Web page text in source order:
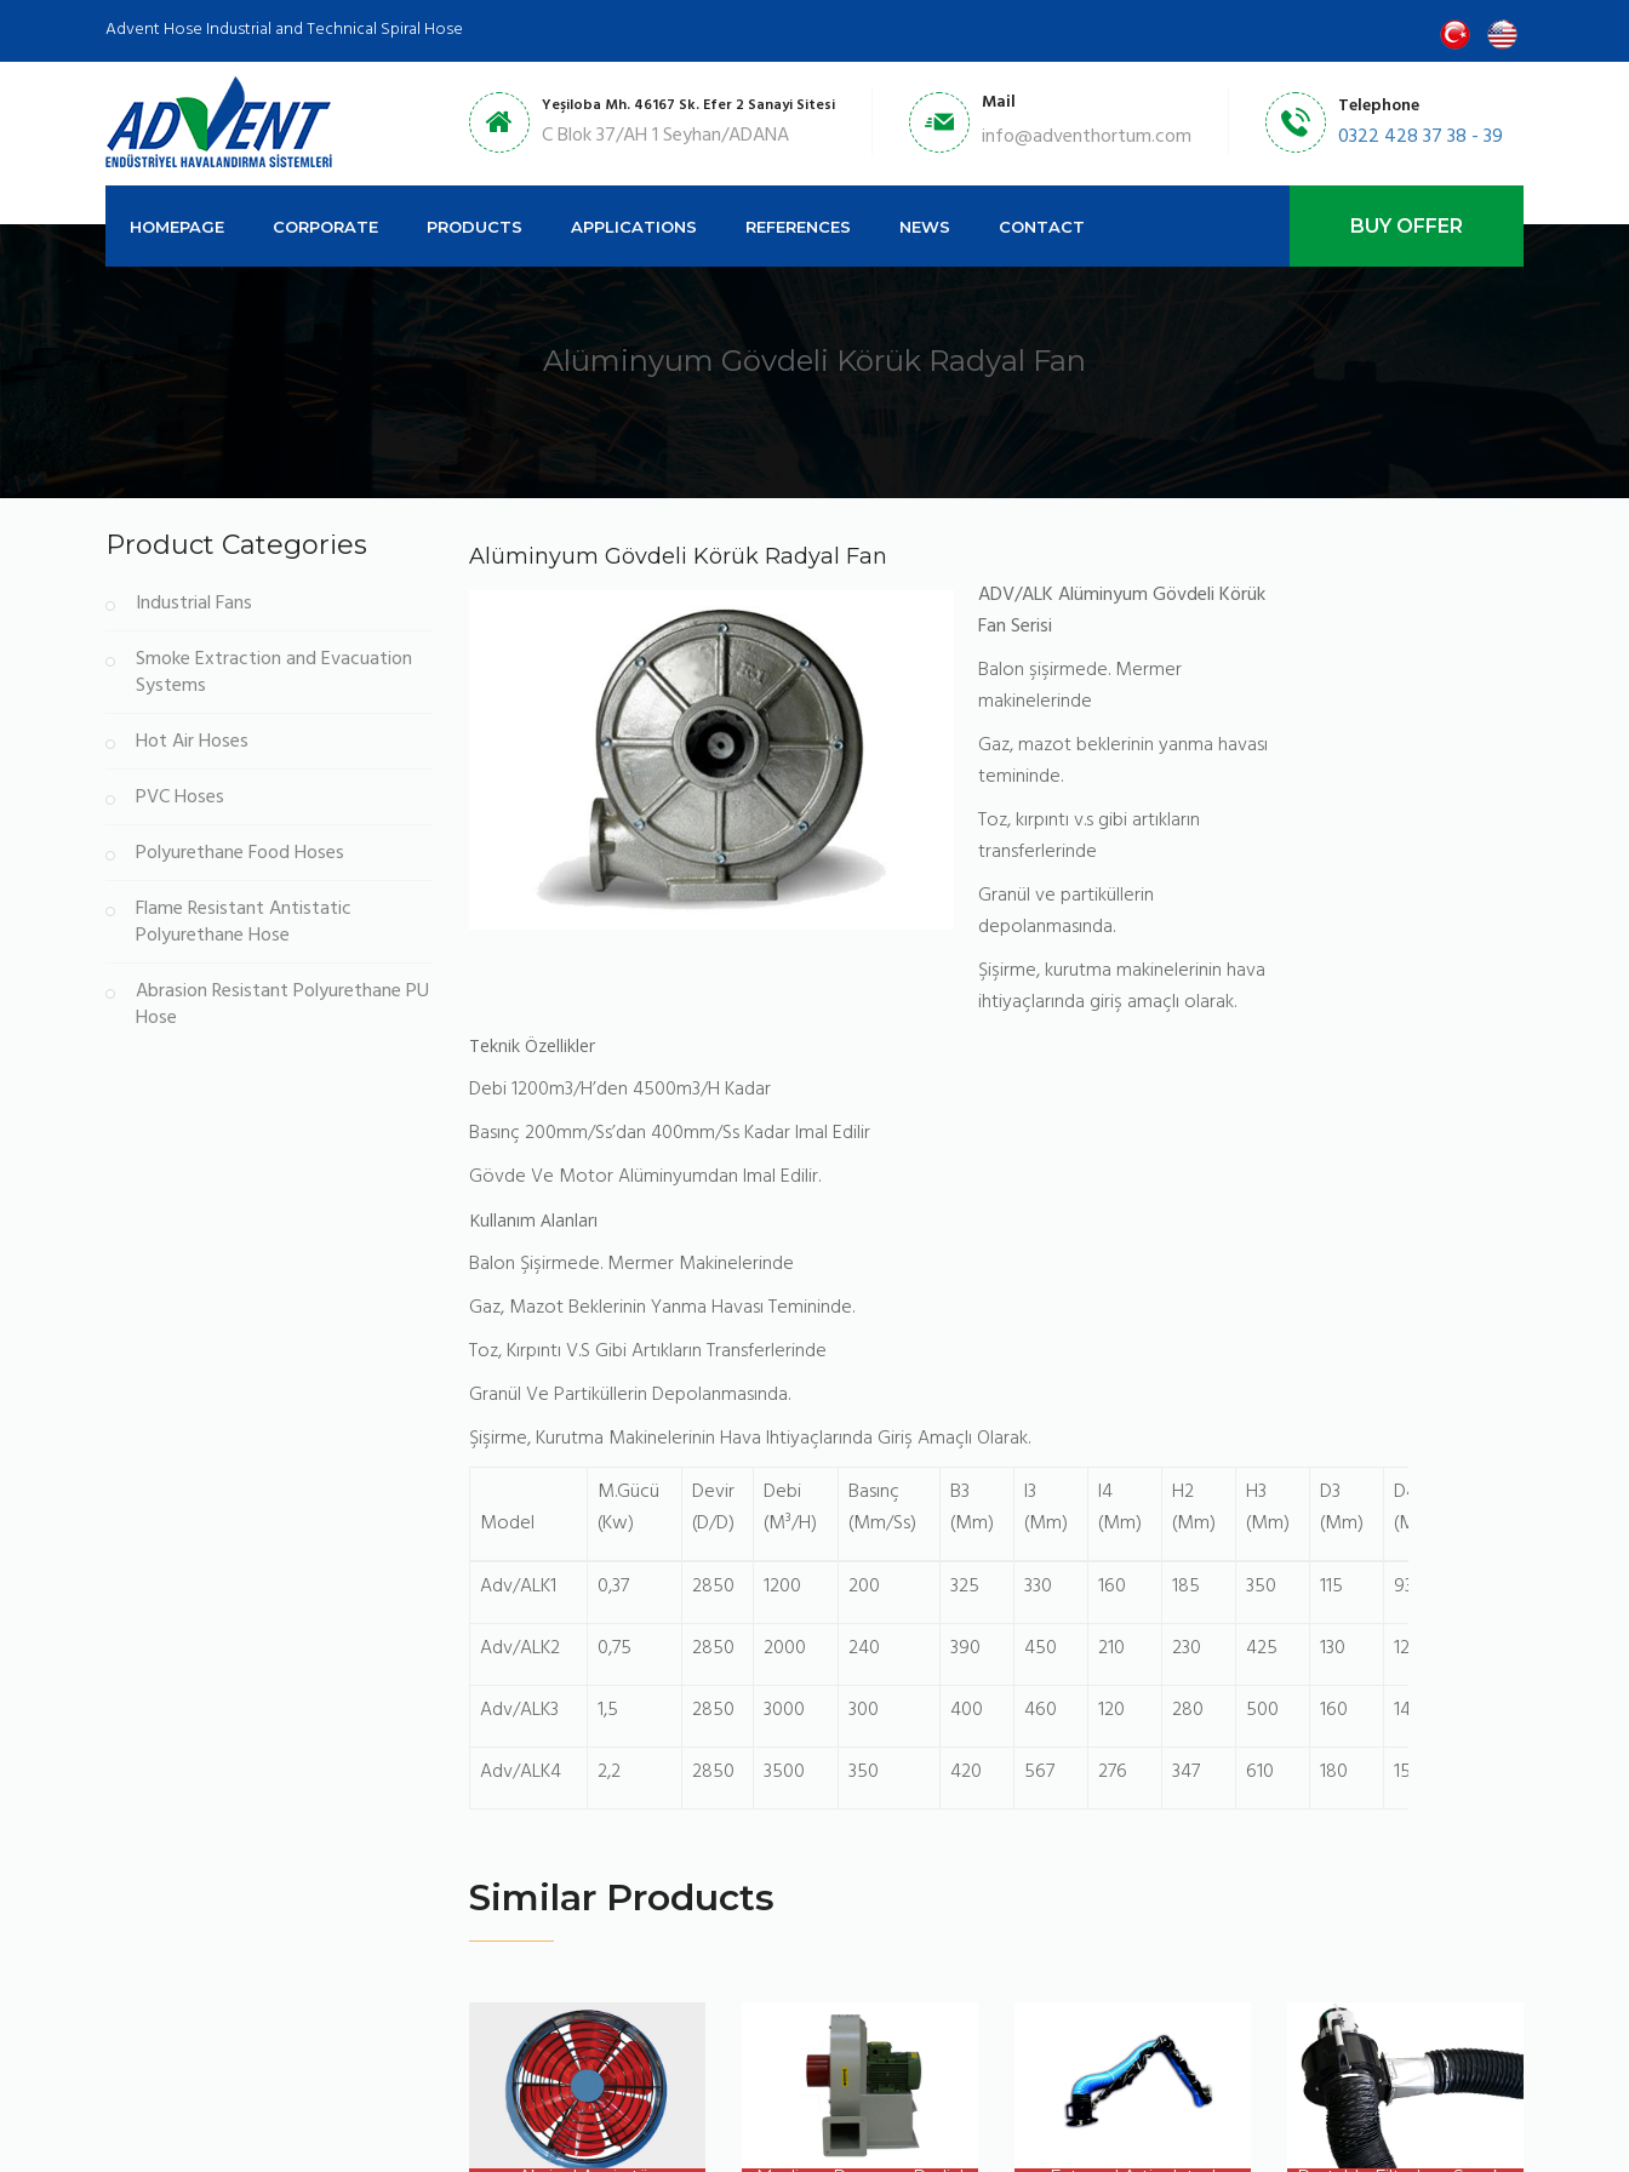
Advent Hose Industrial and Technical Spiral Hose
Yeşiloba Mh. 46167 Sk. Efer 2 Sanayi Sitesi
C Blok 37/AH 1 Seyhan/ADANA
Mail
info@adventhortum.com
Telephone
0322 428 37 38 - 39
HOMEPAGE CORPORATE PRODUCTS APPLICATIONS REFERENCES NEWS CONTACT BUY OFFER
Alüminyum Gövdeli Körük Radyal Fan
Product Categories
Industrial Fans
Smoke Extraction and Evacuation
Systems
Hot Air Hoses
PVC Hoses
Polyurethane Food Hoses
Flame Resistant Antistatic
Polyurethane Hose
Abrasion Resistant Polyurethane PU
Hose
Alüminyum Gövdeli Körük Radyal Fan
ADV/ALK Alüminyum Gövdeli Körük
Fan Serisi
Balon şişirmede. Mermer
makinelerinde
Gaz, mazot beklerinin yanma havası
temininde.
Toz, kırpıntı v.s gibi artıkların
transferlerinde
Granül ve partiküllerin
depolanmasında.
Şişirme, kurutma makinelerinin hava
ihtiyaçlarında giriş amaçlı olarak.
Teknik Özellikler
Debi 1200m3/H’den 4500m3/H Kadar
Basınç 200mm/Ss’dan 400mm/Ss Kadar Imal Edilir
Gövde Ve Motor Alüminyumdan Imal Edilir.
Kullanım Alanları
Balon Şişirmede. Mermer Makinelerinde
Gaz, Mazot Beklerinin Yanma Havası Temininde.
Toz, Kırpıntı V.S Gibi Artıkların Transferlerinde
Granül Ve Partiküllerin Depolanmasında.
Şişirme, Kurutma Makinelerinin Hava Ihtiyaçlarında Giriş Amaçlı Olarak.
Model
M.Gücü
(Kw)
Devir
(D/D)
Debi
(M³/H)
Basınç
(Mm/Ss)
B3
(Mm)
I3
(Mm)
I4
(Mm)
H2
(Mm)
H3
(Mm)
D3
(Mm)
D4
(Mm)
Adv/ALK1
0,37 2850 1200 200 325 330 160 185 350 115
93
Adv/ALK2
0,75 2850 2000 240 390 450 210 230 425 130
120
Adv/ALK3
1,5 2850 3000 300 400 460 120 280 500 160
145
Adv/ALK4
2,2 2850 3500 350 420 567 276 347 610 180 150
Similar Products
PRODUCT
DETAILS
PRODUCT
DETAILS
PRODUCT
DETAILS